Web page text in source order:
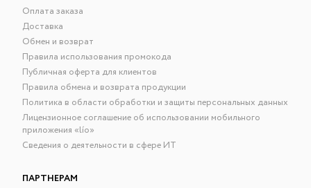
Оплата заказа
Доставка
Обмен и возврат
Правила использования промокода
Публичная оферта для клиентов
Правила обмена и возврата продукции
Политика в области обработки и защиты персональных данных
Лицензионное соглашение об использовании мобильного
приложения «lío»
Сведения о деятельности в сфере ИТ
ПАРТНЕРАМ